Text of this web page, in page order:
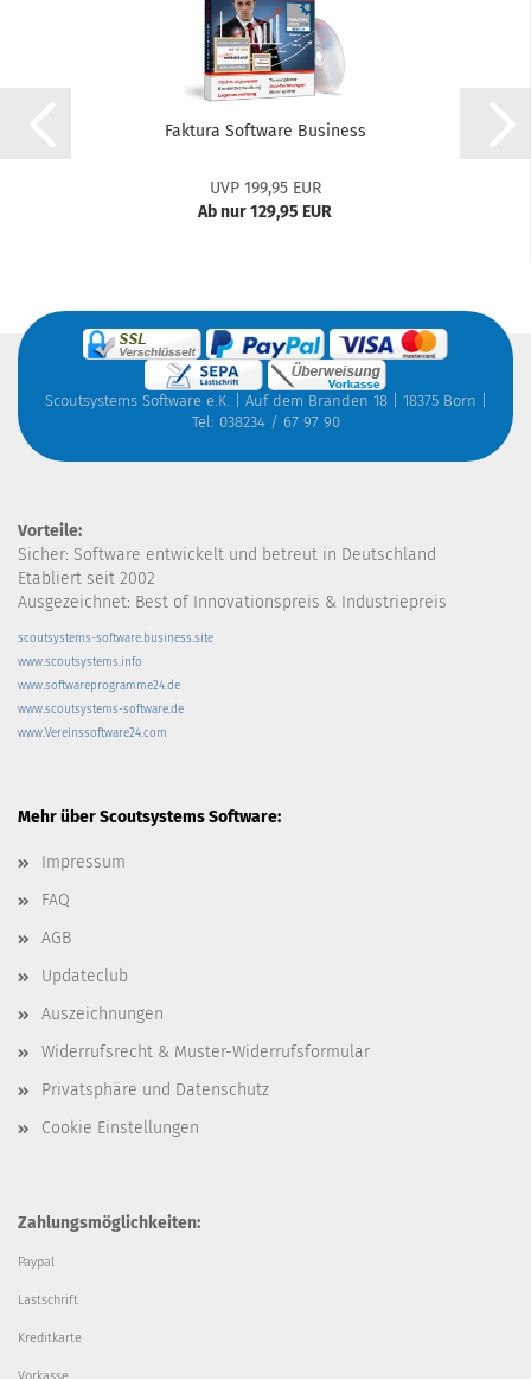
Faktura Software Business
UVP 199,95 EUR
Ab nur 129,95 EUR
Scoutsystems Software e.K. | Auf dem Branden 18 | 18375 Born |
Tel: 038234 / 67 97 90
Vorteile:
Sicher: Software entwickelt und betreut in Deutschland
Etabliert seit 2002
Ausgezeichnet: Best of Innovationspreis & Industriepreis
scoutsystems-software.business.site
www.scoutsystems.info
www.softwareprogramme24.de
www.scoutsystems-software.de
www.Vereinssoftware24.com
Mehr über Scoutsystems Software:
Impressum
FAQ
AGB
Updateclub
Auszeichnungen
Widerrufsrecht & Muster-Widerrufsformular
Privatsphäre und Datenschutz
Cookie Einstellungen
Zahlungsmöglichkeiten:
Paypal
Lastschrift
Kreditkarte